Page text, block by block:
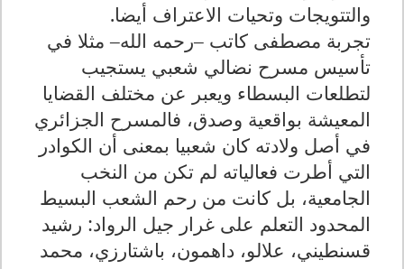
والتتويجات وتحيات الاعتراف أيضا.
تجربة مصطفى كاتب –رحمه الله– مثلا في
تأسيس مسرح نضالي شعبي يستجيب
لتطلعات البسطاء ويعبر عن مختلف القضايا
المعيشة بواقعية وصدق، فالمسرح الجزائري
في أصل ولادته كان شعبيا بمعنى أن الكوادر
التي أطرت فعالياته لم تكن من النخب
الجامعية، بل كانت من رحم الشعب البسيط
المحدود التعلم على غرار جيل الرواد: رشيد
قسنطيني، علالو، داهمون، باشتارزي، محمد